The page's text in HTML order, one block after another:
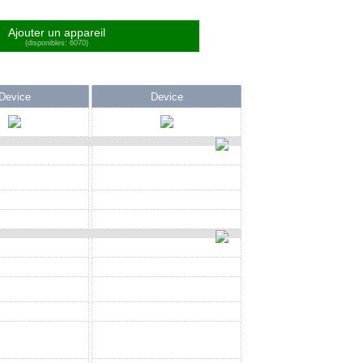
Ajouter un appareil
(disponibles: 6070)
Device Device